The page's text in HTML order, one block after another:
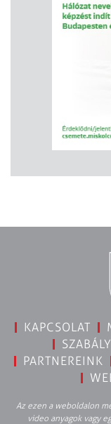
KAPCSOLAT
PARTNEREINK
Az ezen a weboldalon
video anyagok vagy